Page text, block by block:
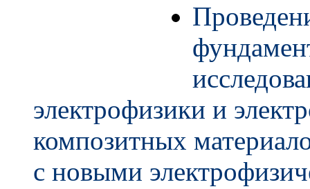
электрофизики и
композитных
с новыми